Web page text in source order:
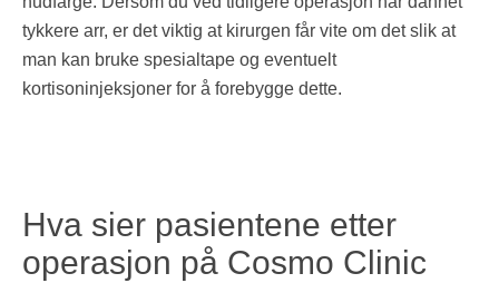
tykkere arr, er det viktig at kirurgen får vite om det slik at
man kan bruke spesialtape og eventuelt
kortisoninjeksjoner for å forebygge dette.
Hva sier pasientene etter
operasjon på Cosmo Clinic